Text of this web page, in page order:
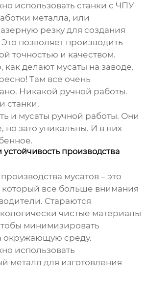
использовать станки с ЧПУ
металла, или
резку для создания
позволяет производить
точностью и качеством.
как делают мусаты на заводе.
Там все очень
Никакой ручной работы.
станки.
и мусаты ручной работы. Они
зато уникальны. И в них
устойчивость производства
мусатов – это
который все больше внимания
Стараются
чистые материалы
минимизировать
окружающую среду.
использовать
металл для изготовления